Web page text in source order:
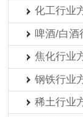
化工行业
啤酒/白酒
焦化行业
钢铁行业
稀土行业